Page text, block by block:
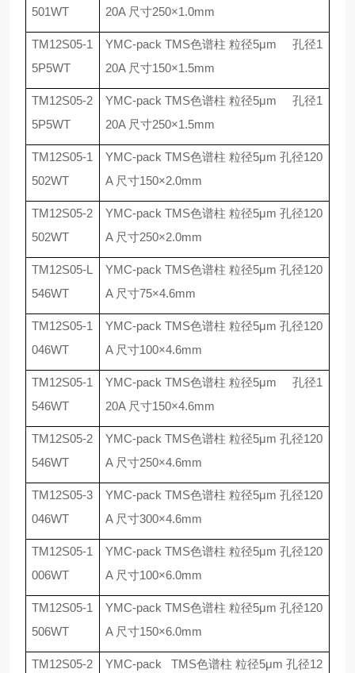
501WT 20A 尺寸250×1.0mm
TM12S05-1
5P5WT
YMC-pack TMS色谱柱 粒径5μm 孔径1
20A 尺寸150×1.5mm
TM12S05-2
5P5WT
YMC-pack TMS色谱柱 粒径5μm 孔径1
20A 尺寸250×1.5mm
TM12S05-1
502WT
YMC-pack TMS色谱柱 粒径5μm 孔径120
A 尺寸150×2.0mm
TM12S05-2
502WT
YMC-pack TMS色谱柱 粒径5μm 孔径120
A 尺寸250×2.0mm
TM12S05-L
546WT
YMC-pack TMS色谱柱 粒径5μm 孔径120
A 尺寸75×4.6mm
TM12S05-1
046WT
YMC-pack TMS色谱柱 粒径5μm 孔径120
A 尺寸100×4.6mm
TM12S05-1
546WT
YMC-pack TMS色谱柱 粒径5μm 孔径1
20A 尺寸150×4.6mm
TM12S05-2
546WT
YMC-pack TMS色谱柱 粒径5μm 孔径120
A 尺寸250×4.6mm
TM12S05-3
046WT
YMC-pack TMS色谱柱 粒径5μm 孔径120
A 尺寸300×4.6mm
TM12S05-1
006WT
YMC-pack TMS色谱柱 粒径5μm 孔径120
A 尺寸100×6.0mm
TM12S05-1
506WT
YMC-pack TMS色谱柱 粒径5μm 孔径120
A 尺寸150×6.0mm
TM12S05-2
YMC-pack TMS色谱柱 粒径5μm 孔径12